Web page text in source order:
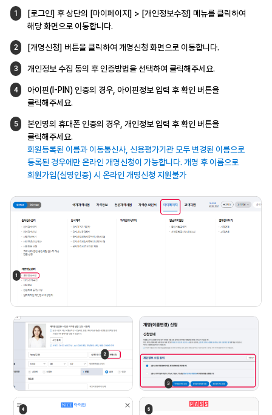
1 [로그인] 후 상단의 [마이페이지] > [개인정보수정] 메뉴를 클릭하여
해당 화면으로 이동합니다.
2 [개명신청] 버튼을 클릭하여 개명신청 화면으로 이동합니다.
3 개인정보 수집 동의 후 인증방법을 선택하여 클릭해주세요.
4 아이핀(I-PIN) 인증의 경우, 아이핀정보 입력 후확인 버튼을
클릭해주세요.
5 본인명의 휴대폰 인증의 경우, 개인정보 입력 후 확인 버튼을
클릭해주세요.
회원등록된 이름과 이동통신사, 신용평가기관 모두 변경된 이름으로
등록된 경우에만 온라인 개명신청이 가능합니다. 개명 후 이름으로
회원가입(실명인증) 시 온라인 개명신청 지원불가